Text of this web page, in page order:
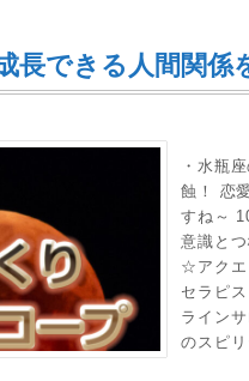
長できる人間関係
・水瓶
蝕！ 恋
すね～
意識と
☆アクエ
セラピ
ライン
のスピリ